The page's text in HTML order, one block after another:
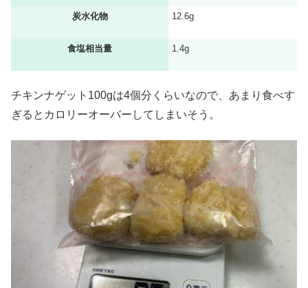
炭水化物 12.6g
食塩相当量 1.4g
チキンナゲット100gは4個分くらいなので、あまり食べす
ぎるとカロリーオーバーしてしまいそう。